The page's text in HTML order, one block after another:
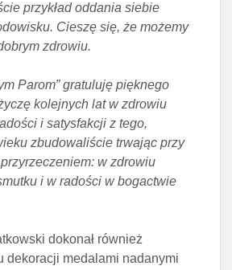
przykład oddania siebie
Cieszę się, że możemy
zdrowiu.
Parom” gratuluję pięknego
kolejnych lat w zdrowiu
i satysfakcji z tego,
zbudowaliście trwając przy
w zdrowiu
i w radości w bogactwie
dokonał również
dekoracji medalami nadanymi